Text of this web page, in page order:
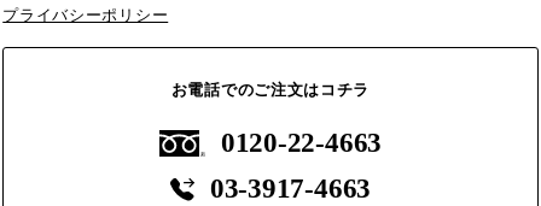
プライバシーポリシー
お電話でのご注文はコチラ
0120-22-4663
03-3917-4663